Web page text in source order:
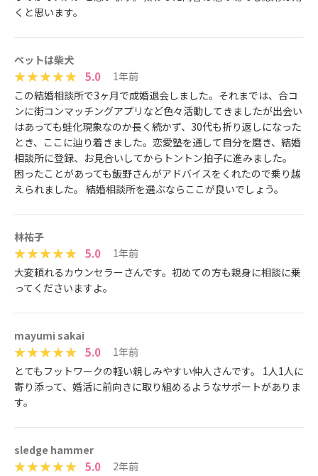
くと思います。
ペットは柴犬
5.0
1年前
この結婚相談所で3ヶ月で成婚退会しました。それまでは、合コ
ンに街コンマッチングアプリなど色々活動してきましたが出会い
はあっても蛙化現象なのか長く続かず、30代も折り返しになった
とき、ここに辿り着きました。恋愛塾を通して自分を磨き、結婚
相談所に登録、お見合いしてからトントン拍子に進みました。
困ったことがあっても飯野さんがアドバイスをくれたので乗り越
えられました。 結婚相談所を選ぶならここが良いでしょう。
林祐子
5.0
1年前
大変頼れるカウンセラーさんです。初めての方も親身に相談に乗
ってくださいますよ。
mayumi sakai
5.0
1年前
とてもフットワークの軽い親しみやすい仲人さんです。 1人1人に
寄り添って、婚活に前向きに取り組めるようなサポートがありま
す。
sledge hammer
5.0
2年前